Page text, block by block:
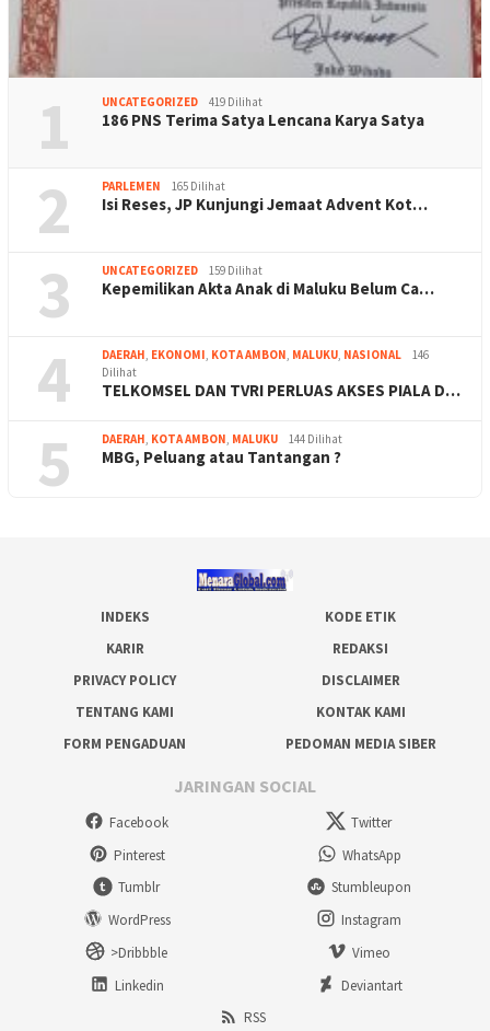
1 UNCATEGORIZED 419 Dilihat
186 PNS Terima Satya Lencana Karya Satya
2 PARLEMEN 165 Dilihat
Isi Reses, JP Kunjungi Jemaat Advent Kot…
3 UNCATEGORIZED 159 Dilihat
Kepemilikan Akta Anak di Maluku Belum Ca…
4 DAERAH EKONOMI KOTA AMBON MALUKU NASIONAL
146
Dilihat
TELKOMSEL DAN TVRI PERLUAS AKSES PIALA D…
5 DAERAH KOTA AMBON MALUKU 144 Dilihat
MBG, Peluang atau Tantangan ?
INDEKS
KODE ETIK
KARIR
REDAKSI
PRIVACY POLICY
DISCLAIMER
TENTANG KAMI
KONTAK KAMI
FORM PENGADUAN
PEDOMAN MEDIA SIBER
JARINGAN SOCIAL
Facebook
Twitter
Pinterest
WhatsApp
Tumblr
Stumbleupon
WordPress
Instagram
>Dribbble
Vimeo
Linkedin
Deviantart
RSS